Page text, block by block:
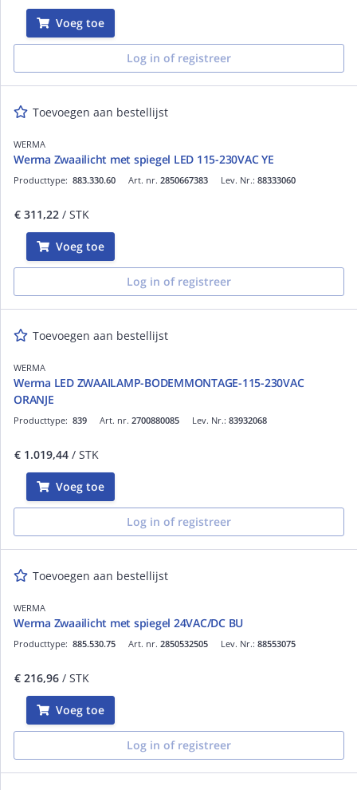
Voeg toe
Log in of registreer
Toevoegen aan bestellijst
WERMA
Werma Zwaailicht met spiegel LED 115-230VAC YE
Art. nr. 2850667383
Producttype: 883.330.60 Lev. Nr.: 88333060
€ 311,22 / STK
Voeg toe
Log in of registreer
Toevoegen aan bestellijst
WERMA
Werma LED ZWAAILAMP-BODEMMONTAGE-115-230VAC
ORANJE
Art. nr. 2700880085
Producttype: 839 Lev. Nr.: 83932068
€ 1.019,44 / STK
Voeg toe
Log in of registreer
Toevoegen aan bestellijst
WERMA
Werma Zwaailicht met spiegel 24VAC/DC BU
Art. nr. 2850532505
Producttype: 885.530.75 Lev. Nr.: 88553075
€ 216,96 / STK
Voeg toe
Log in of registreer